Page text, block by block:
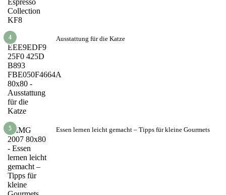
4 Ausstattung für die Katze
5 Essen lernen leicht gemacht – Tipps für kleine Gourmets